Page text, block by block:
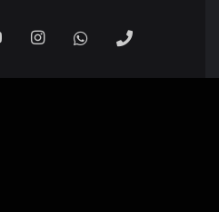
YouTubeInstagramWhatsappTelefon